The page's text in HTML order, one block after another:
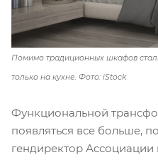
Помимо традиционных шкафов
только на кухне. Фото: iStock
Функциональной
появляться все больше,
гендиректор